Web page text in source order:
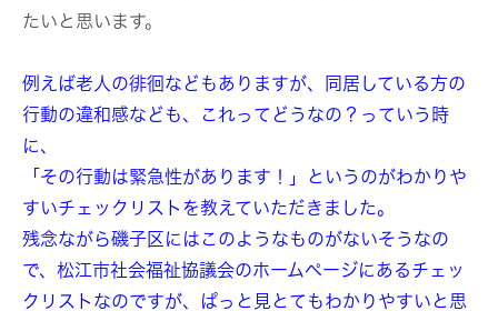
たいと思います。
例えば老人の徘徊などもありますが、同居している方の
行動の違和感なども、これってどうなの？っていう時
に、
「その行動は緊急性があります！」というのがわかりや
すいチェックリストを教えていただきました。
残念ながら磯子区にはこのようなものがないそうなの
で、松江市社会福祉協議会のホームページにあるチェッ
クリストなのですが、ぱっと見とてもわかりやすいと思